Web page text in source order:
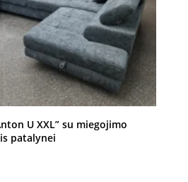
U XXL” su miegojimo
patalynei